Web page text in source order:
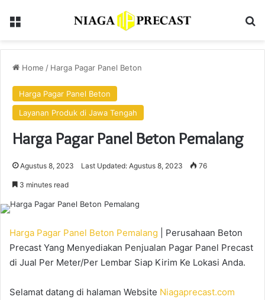
Menu
Home / Harga Pagar Panel Beton
Harga Pagar Panel Beton
Layanan Produk di Jawa Tengah
Harga Pagar Panel Beton Pemalang
Agustus 8, 2023 Last Updated: Agustus 8, 2023 76
3 minutes read
Harga Pagar Panel Beton Pemalang | Perusahaan Beton
Precast Yang Menyediakan Penjualan Pagar Panel Precast
di Jual Per Meter/Per Lembar Siap Kirim Ke Lokasi Anda.
Selamat datang di halaman Website Niagaprecast.com